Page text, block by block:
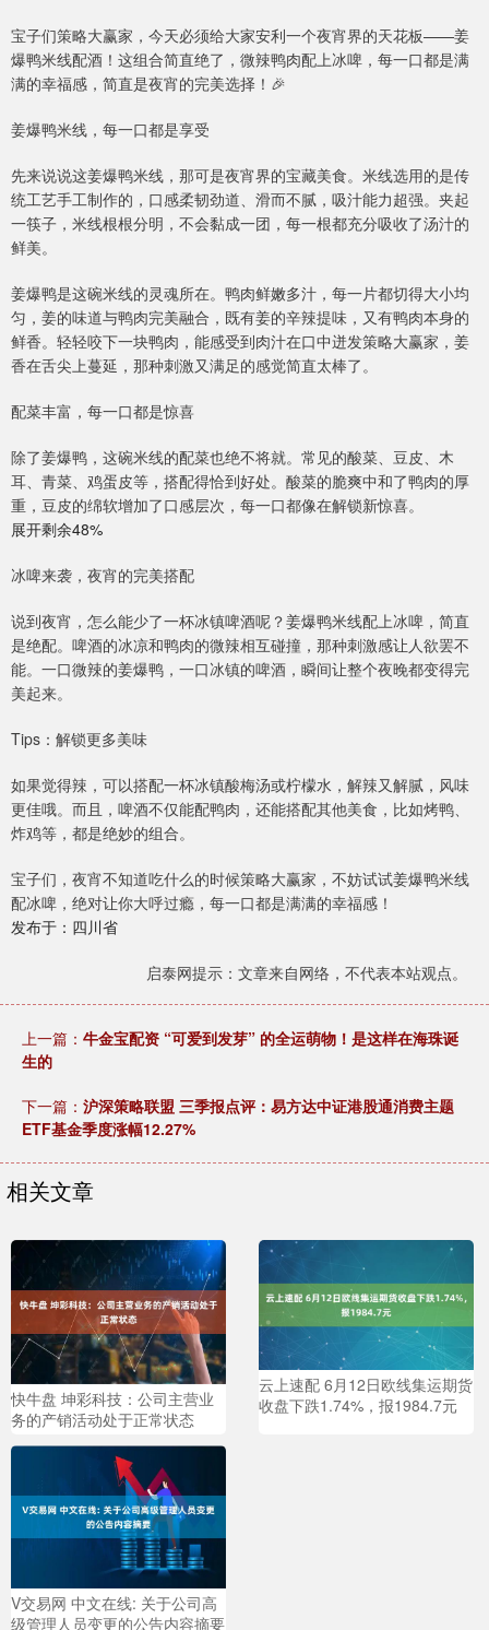
宝子们策略大赢家，今天必须给大家安利一个夜宵界的天花板——姜
爆鸭米线配酒！这组合简直绝了，微辣鸭肉配上冰啤，每一口都是满
满的幸福感，简直是夜宵的完美选择！🎉
姜爆鸭米线，每一口都是享受
先来说说这姜爆鸭米线，那可是夜宵界的宝藏美食。米线选用的是传
统工艺手工制作的，口感柔韧劲道、滑而不腻，吸汁能力超强。夹起
一筷子，米线根根分明，不会黏成一团，每一根都充分吸收了汤汁的
鲜美。
姜爆鸭是这碗米线的灵魂所在。鸭肉鲜嫩多汁，每一片都切得大小均
匀，姜的味道与鸭肉完美融合，既有姜的辛辣提味，又有鸭肉本身的
鲜香。轻轻咬下一块鸭肉，能感受到肉汁在口中迸发策略大赢家，姜
香在舌尖上蔓延，那种刺激又满足的感觉简直太棒了。
配菜丰富，每一口都是惊喜
除了姜爆鸭，这碗米线的配菜也绝不将就。常见的酸菜、豆皮、木
耳、青菜、鸡蛋皮等，搭配得恰到好处。酸菜的脆爽中和了鸭肉的厚
重，豆皮的绵软增加了口感层次，每一口都像在解锁新惊喜。
展开剩余48%
冰啤来袭，夜宵的完美搭配
说到夜宵，怎么能少了一杯冰镇啤酒呢？姜爆鸭米线配上冰啤，简直
是绝配。啤酒的冰凉和鸭肉的微辣相互碰撞，那种刺激感让人欲罢不
能。一口微辣的姜爆鸭，一口冰镇的啤酒，瞬间让整个夜晚都变得完
美起来。
Tips：解锁更多美味
如果觉得辣，可以搭配一杯冰镇酸梅汤或柠檬水，解辣又解腻，风味
更佳哦。而且，啤酒不仅能配鸭肉，还能搭配其他美食，比如烤鸭、
炸鸡等，都是绝妙的组合。
宝子们，夜宵不知道吃什么的时候策略大赢家，不妨试试姜爆鸭米线
配冰啤，绝对让你大呼过瘾，每一口都是满满的幸福感！
发布于：四川省
启泰网提示：文章来自网络，不代表本站观点。
上一篇： 牛金宝配资 “可爱到发芽” 的全运萌物！是这样在海珠诞
生的
下一篇： 沪深策略联盟 三季报点评：易方达中证港股通消费主题
ETF基金季度涨幅12.27%
相关文章
快牛盘 坤彩科技：公司主营业
务的产销活动处于正常状态
云上速配 6月12日欧线集运期货
收盘下跌1.74%，报1984.7元
V交易网 中文在线: 关于公司高
级管理人员变更的公告内容摘要